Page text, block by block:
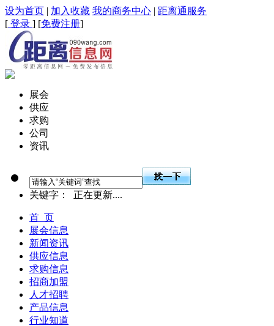
设为首页 | 加入收藏 我的商务中心 | 距离通服务
[ 登录 ] [免费注册]
展会
供应
求购
公司
资讯
关键字： 正在更新....
首 页
展会信息
新闻资讯
供应信息
求购信息
招商加盟
人才招聘
产品信息
行业知道